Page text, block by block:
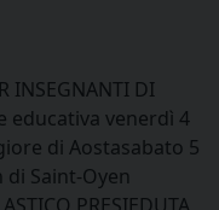
INSEGNANTI DI
educativa venerdì 4
di Aostasabato 5
Saint-Oyen